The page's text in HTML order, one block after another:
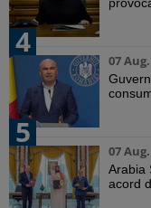
4
07
5
07
Arabia
acord